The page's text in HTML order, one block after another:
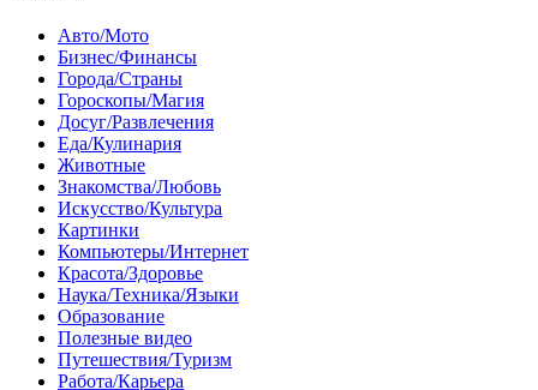
Авто/Мото
Бизнес/Финансы
Города/Страны
Гороскопы/Магия
Досуг/Развлечения
Еда/Кулинария
Животные
Знакомства/Любовь
Искусство/Культура
Картинки
Компьютеры/Интернет
Красота/Здоровье
Наука/Техника/Языки
Образование
Полезные видео
Путешествия/Туризм
Работа/Карьера